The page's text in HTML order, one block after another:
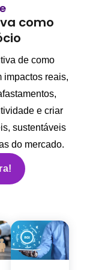
como
de como
impactos reais,
e criar
sustentáveis
do mercado.